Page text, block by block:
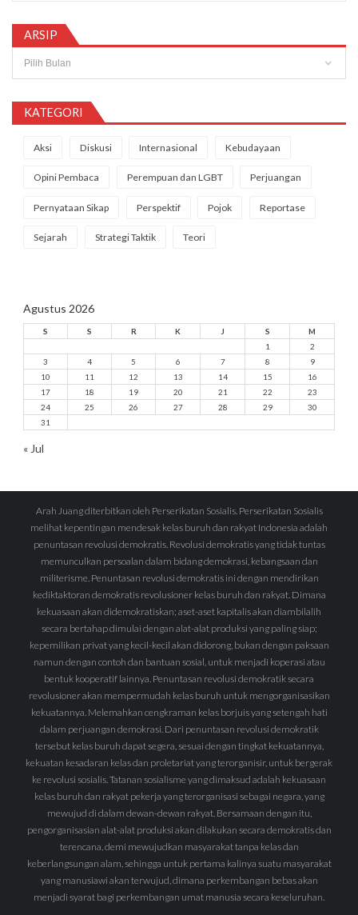
ARSIP
KATEGORI
Aksi Diskusi Internasional Kebudayaan
Opini Pembaca Perempuan dan LGBT Perjuangan
Pernyataan Sikap Perspektif Pojok Reportase
Sejarah Strategi Taktik Teori
Agustus 2026
S S R K J S
M
1
2
3
4 5 6 7 8
9
10
11 12 13 14 15
16
17
18 19 20 21 22
23
24
25 26 27 28 29
30
31
« Jul
Arah Juang diterbitkan oleh Perserikatan Sosialis. Perserikatan Sosialis
melihat kepentingan mendesak kelas buruh dan rakyat Indonesia adalah
penuntasan revolusi demokratis. Revolusi demokratis yang tidak tuntas
memunculkan persoalan dalam bidang demokrasi, kebangsaan dan
militerisme. Penuntasan revolusi demokratis ini dengan mendirikan
kediktaktoran demokratis revolusioner kelas buruh dan rakyat. Dimana
kekuasaan akan didemokratiskan; aset-aset kapitalis akan diambilalih
secara bertahap dimulai dengan alat-alat produksi yang paling siap;
kepemilikan privat yang kecil-kecil akan didorong, bukan dengan paksaan
namun dengan contoh dan bantuan sosial, untuk menjadi koperasi atau
bentuk kooperatif lainnya. Penuntasan revolusi demokratik secara
revolusioner akan mempermudah kelas buruh untuk mengorganisasikan
kekuatannya. Melemahkan cengkraman kelas borjuis yang setengah hati
dalam perjuangan demokrasi. Dari penuntasan revolusi demokratik
tersebut kelas buruh dapat segera, sesuai dengan tingkat kekuatannya,
kekuatan kesadaran kelas dan proletariat yang terorganisir, untuk bergerak
ke revolusi sosialis. Tatanan sosialisme yang dimaksud adalah kekuasaan
kelas buruh dan rakyat pekerja yang terorganisasi sebagai negara, yang
mewujud di dalam dewan-dewan rakyat. Bersamaan dengan itu,
pengorganisasian alat-alat produksi akan dilakukan secara demokratis dan
terencana, demi mewujudkan masyarakat tanpa kelas dan
keberlangsungan alam, sehingga untuk pertama kalinya suatu masyarakat
yang manusiawi akan terwujud, dimana perkembangan bebas akan
menjadi syarat bagi perkembangan umat manusia secara keseluruhan.